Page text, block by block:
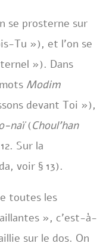
se prosterne sur
Tu »), et l’on se
»). Dans
Modim
devant Toi »),
naï(Choul’han
Sur la
voir § 13).
toutes les
», c’est-à-
sur le dos. On